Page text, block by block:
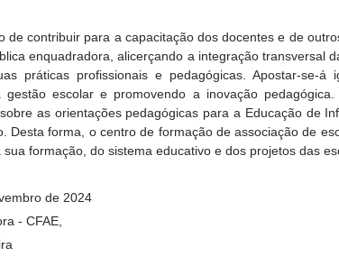
contribuir para a capacitação dos docentes e de
enquadradora, alicerçando a integração transversal
práticas profissionais e pedagógicas. Apostar-se-á
escolar e promovendo a inovação pedagógica.
as orientações pedagógicas para a Educação de
forma, o centro de formação de associação de
formação, do sistema educativo e dos projetos das
de 2024
- CFAE,